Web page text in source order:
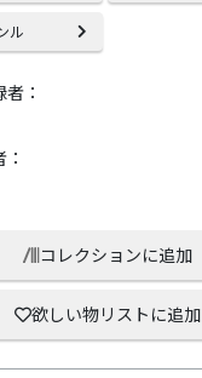
ル
：
コレクションに追加
欲しい物リストに追加